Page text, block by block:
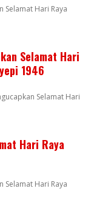
Selamat Hari Raya
Selamat Hari
1946
Selamat Hari
Hari Raya
Selamat Hari Raya